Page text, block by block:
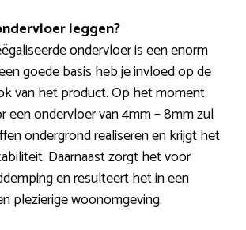
leggen?
ondervloer is een enorm
goede basis heb je invloed op de
van het product. Op het moment
een ondervloer van 4mm – 8mm zul
ondergrond realiseren en krijgt het
Daarnaast zorgt het voor
en resulteert het in een
plezierige woonomgeving.